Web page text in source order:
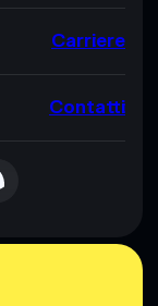
Carriere
Contatti